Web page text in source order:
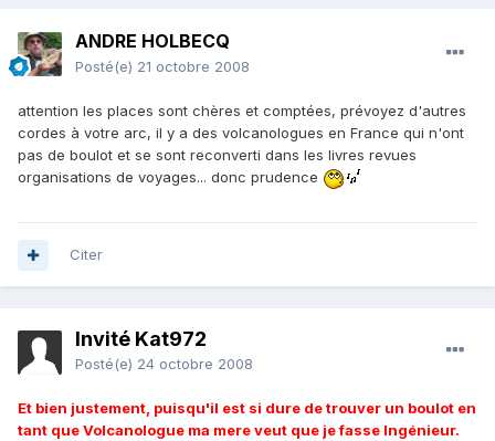
ANDRE HOLBECQ
Posté(e) 21 octobre 2008
attention les places sont chères et comptées, prévoyez d'autres
cordes à votre arc, il y a des volcanologues en France qui n'ont
pas de boulot et se sont reconverti dans les livres revues
organisations de voyages... donc prudence
Citer
Invité Kat972
Posté(e) 24 octobre 2008
Et bien justement, puisqu'il est si dure de trouver un boulot en
tant que Volcanologue ma mere veut que je fasse Ingénieur.